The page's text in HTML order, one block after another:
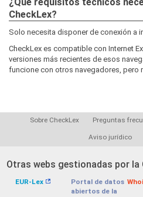
CheckLex?
Solo necesita disponer de conexión a
CheckLex es compatible con Internet
versiones más recientes de esos
funcione con otros navegadores, pero
Sobre CheckLex Preguntas
Aviso jurídico
Otras webs gestionadas por la
EUR-Lex
Portal de datos
abiertos de la